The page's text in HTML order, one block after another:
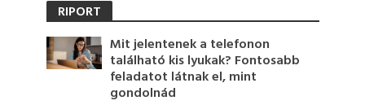
RIPORT
Mit jelentenek a telefonon
található kis lyukak? Fontosabb
feladatot látnak el, mint
gondolnád